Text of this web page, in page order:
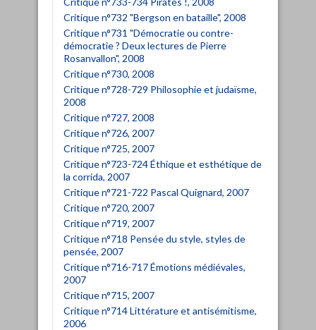
Critique n°732 "Bergson en bataille", 2008
Critique n°731 "Démocratie ou contre-
démocratie ? Deux lectures de Pierre
Rosanvallon", 2008
Critique n°730, 2008
Critique n°728-729 Philosophie et judaïsme,
2008
Critique n°727, 2008
Critique n°726, 2007
Critique n°725, 2007
Critique n°723-724 Éthique et esthétique de
la corrida, 2007
Critique n°721-722 Pascal Quignard, 2007
Critique n°720, 2007
Critique n°719, 2007
Critique n°718 Pensée du style, styles de
pensée, 2007
Critique n°716-717 Émotions médiévales,
2007
Critique n°715, 2007
Critique n°714 Littérature et antisémitisme,
2006